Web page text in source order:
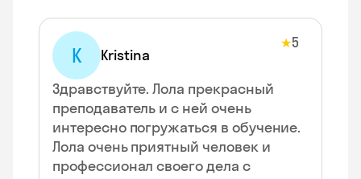
K Kristina
★5
Здравствуйте. Лола прекрасный
преподаватель и с ней очень
интересно погружаться в обучение.
Лола очень приятный человек и
профессионал своего дела с